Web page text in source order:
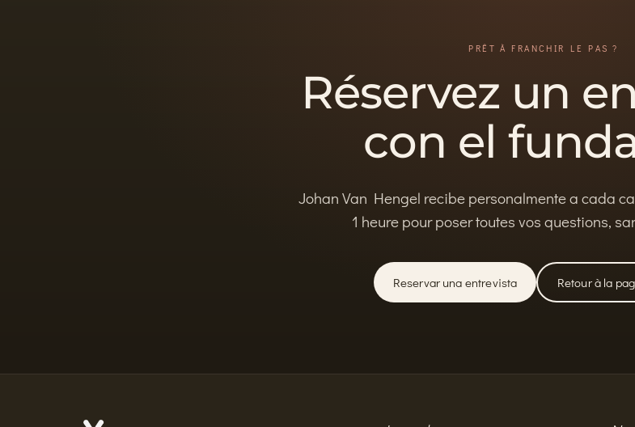
PRÊT À FRANCHIR LE PAS ?
Réservez un
con el
Johan Van Hengel recibe personalmente a cada
1 heure pour poser toutes vos questions,
Reservar una entrevista Retour à la